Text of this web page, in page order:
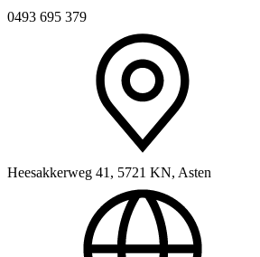
0493 695 379
Heesakkerweg 41, 5721 KN, Asten